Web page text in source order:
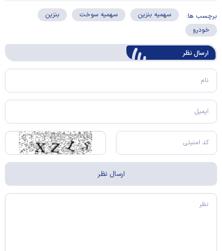
برچسب ها: سهمیه بنزین سهمیه سوخت
بنزین
خودرو
ارسال‌ نظر